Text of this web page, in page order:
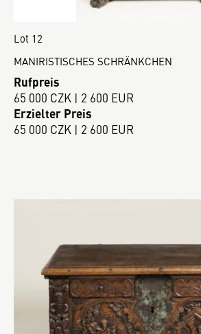
Lot 12
MANIRISTISCHES SCHRÄNKCHEN
Rufpreis
65 000 CZK | 2 600 EUR
Erzielter Preis
65 000 CZK | 2 600 EUR